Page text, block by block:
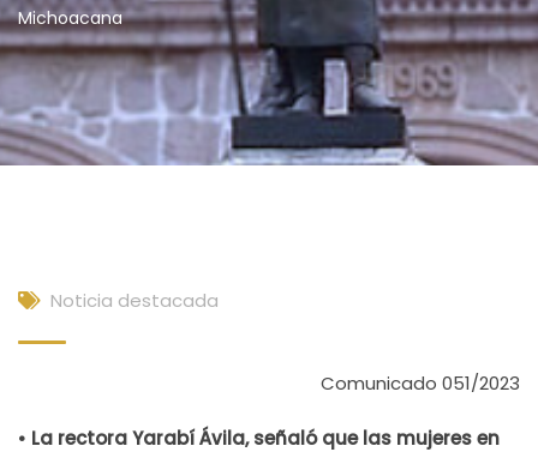
Michoacana
Noticia destacada
Comunicado 051/2023
• La rectora Yarabí Ávila, señaló que las mujeres en